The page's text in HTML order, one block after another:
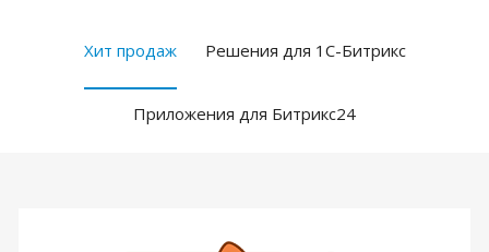
Хит продаж Решения для 1С-Битрикс
Приложения для Битрикс24